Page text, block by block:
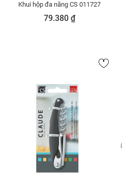
Khui hộp đa năng CS 011727
79.380 ₫